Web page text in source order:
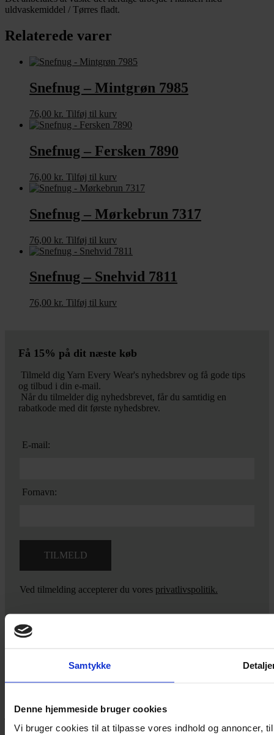
Samtykke
Denne hjemmeside bruger cookies
Vi bruger cookies til at tilpasse vores indhold og annoncer,
uldvaskemiddel / Tørres fladt.
Relaterede varer
Snefnug – Mintgrøn 7985
76,00 kr. Tilføj til kurv
Snefnug – Fersken 7890
76,00 kr. Tilføj til kurv
Snefnug – Mørkebrun 7317
76,00 kr. Tilføj til kurv
Snefnug – Snehvid 7811
76,00 kr. Tilføj til kurv
Få 15% på dit næste køb
Tilmeld dig Yarn Every Wear's nyhedsbrev og få gode tips
og tilbud i din e-mail.
Når du tilmelder dig nyhedsbrevet, får du samtidig en
rabatkode med dit første nyhedsbrev.
E-mail:
Fornavn:
Ved tilmelding accepterer du vores privatlivspolitik.
mig
eller kom forbi butikken på Vestergade 12 i Tønder. Så hjælper
jeg dig på vej.